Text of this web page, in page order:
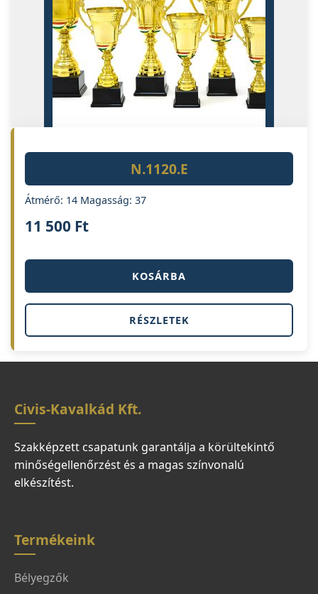
N.1120.E
Átmérő: 14 Magasság: 37
11 500 Ft
KOSÁRBA
RÉSZLETEK
Civis-Kavalkád Kft.
Szakképzett csapatunk garantálja a körültekintő
minőségellenőrzést és a magas színvonalú
elkészítést.
Termékeink
Bélyegzők